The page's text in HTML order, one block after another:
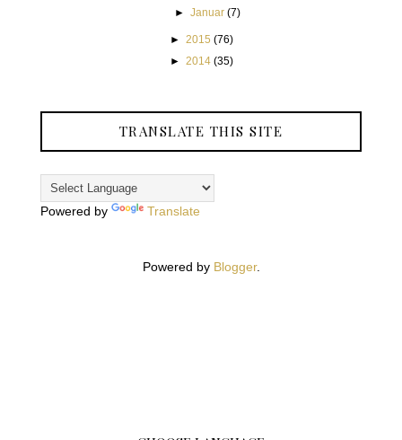
►Januar (7)
► 2015 (76)
► 2014 (35)
TRANSLATE THIS SITE
Powered by Translate
Powered by Blogger.